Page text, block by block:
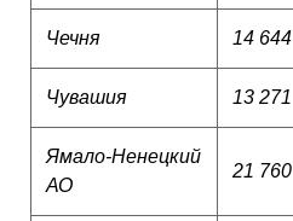
Чечня 14 644
Чувашия 13 271
Ямало-Ненецкий
АО
21 760